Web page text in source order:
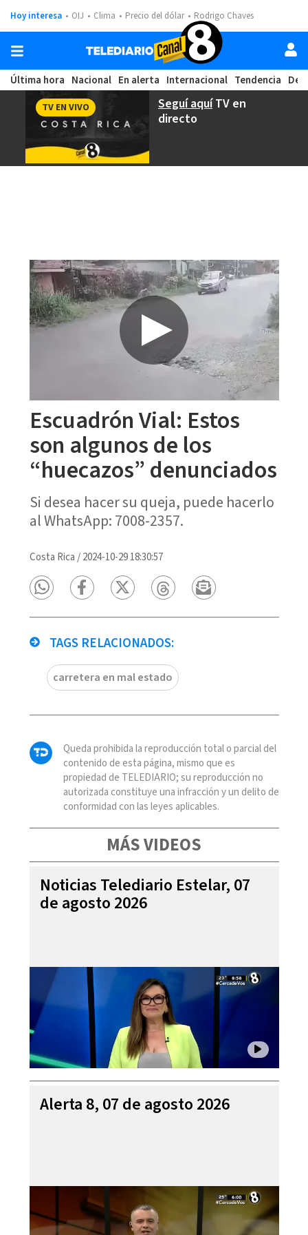
Hoy interesa OIJ Clima Precio del dólar Rodrigo Chaves
Última hora Nacional En alerta Internacional Tendencia
Seguí aquíTV en
directo
TV EN VIVO
Escuadrón Vial: Estos
son algunos de los
“huecazos” denunciados
Si desea hacer su queja, puede hacerlo
al WhatsApp: 7008-2357.
Costa Rica /2024-10-29 18:30:57
TAGS RELACIONADOS:
carretera en mal estado
Queda prohibida la reproducción total o parcial del
contenido de esta página, mismo que es
propiedad de TELEDIARIO; su reproducción no
autorizada constituye una infracción y un delito de
conformidad con las leyes aplicables.
MÁS VIDEOS
Noticias Telediario Estelar, 07
de agosto 2026
Alerta 8, 07 de agosto 2026